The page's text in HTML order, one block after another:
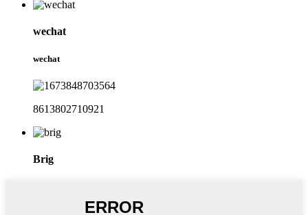
wechat
wechat
8613802710921
Brig